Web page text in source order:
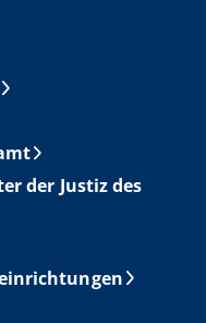
der Justiz des